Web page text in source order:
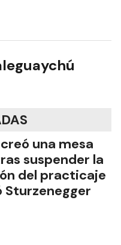
una mesa
suspender la
del practicaje
Sturzenegger